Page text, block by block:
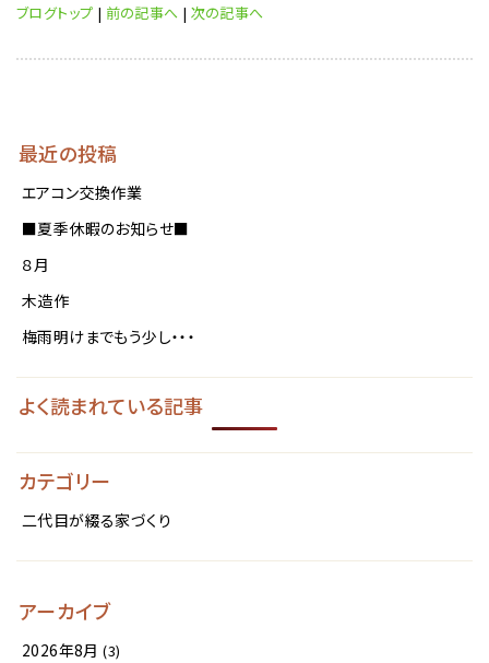
a
ブログトップ | 前の記事へ | 次の記事へ
最近の投稿
エアコン交換作業
■夏季休暇のお知らせ■
８月
木造作
梅雨明けまでもう少し・・・
よく読まれている記事
カテゴリー
二代目が綴る家づくり
アーカイブ
2026年8月 (3)